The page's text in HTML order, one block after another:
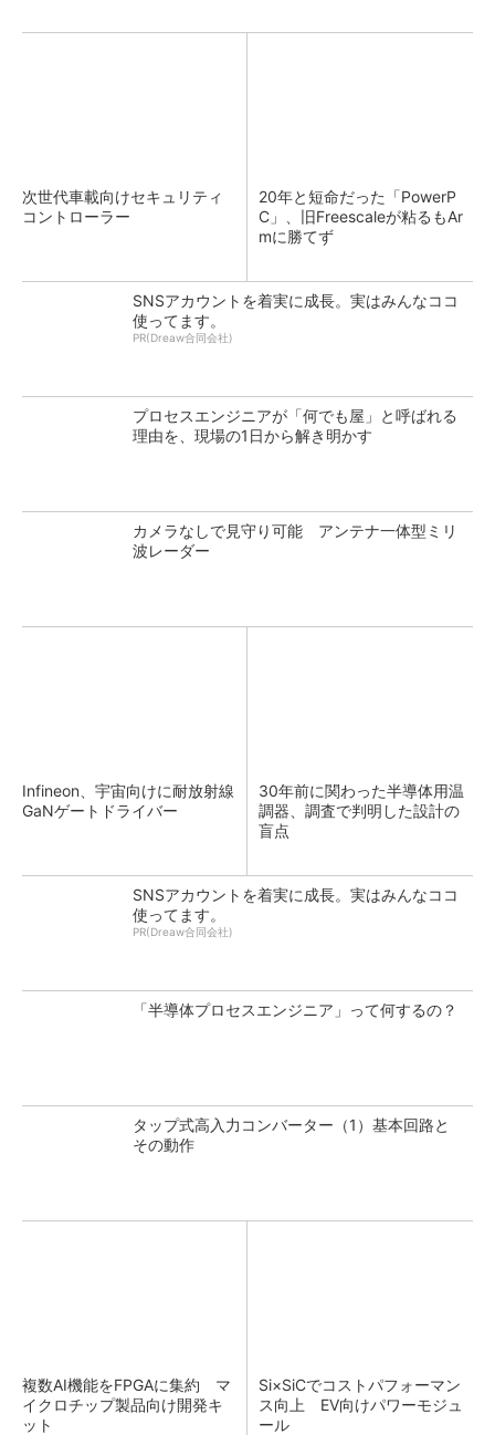
次世代車載向けセキュリティ
コントローラー
20年と短命だった「PowerP
C」、旧Freescaleが粘るもAr
mに勝てず
SNSアカウントを着実に成長。実はみんなココ
使ってます。
PR(Dreaw合同会社)
プロセスエンジニアが「何でも屋」と呼ばれる
理由を、現場の1日から解き明かす
カメラなしで見守り可能 アンテナ一体型ミリ
波レーダー
Infineon、宇宙向けに耐放射線
GaNゲートドライバー
30年前に関わった半導体用温
調器、調査で判明した設計の
盲点
SNSアカウントを着実に成長。実はみんなココ
使ってます。
PR(Dreaw合同会社)
「半導体プロセスエンジニア」って何するの？
タップ式高入力コンバーター（1）基本回路と
その動作
複数AI機能をFPGAに集約 マ
イクロチップ製品向け開発キ
ット
Si×SiCでコストパフォーマン
ス向上 EV向けパワーモジュ
ール